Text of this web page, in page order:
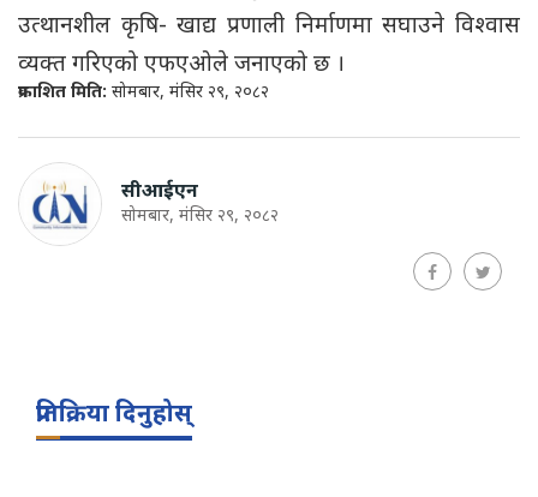
उत्थानशील कृषि- खाद्य प्रणाली निर्माणमा सघाउने विश्वास
व्यक्त गरिएको एफएओले जनाएको छ ।
प्रकाशित मिति: सोमबार, मंसिर २९, २०८२
सीआईएन
सोमबार, मंसिर २९, २०८२
प्रतिक्रिया दिनुहोस्